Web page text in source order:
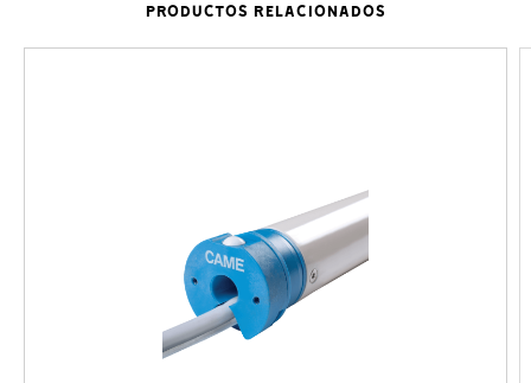
PRODUCTOS RELACIONADOS